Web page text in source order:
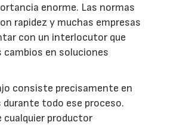
enorme. Las normas
rapidez y muchas empresas
con un interlocutor que
cambios en soluciones
consiste precisamente en
durante todo ese proceso.
cualquier productor